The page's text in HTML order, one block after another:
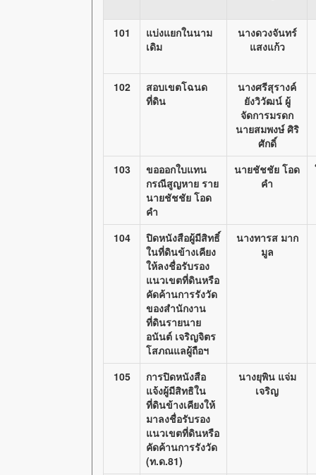
101
แบ่งแยกในนาม
เดิม
นางดวงจันทร์
แสงแก้ว
102
สอบเขตโฉนด
ที่ดิน
นางศรีสุรางค์
ยังวิวัฒน์ ผู้
จัดการมรดก
นายสมพงษ์ ศิริ
ศักดิ์
103
ขอออกใบแทน
กรณีสูญหาย ราย
นายชัชชัย โอด
คำ
นายชัชชัย โอด
คำ
104
ปิดหนังสือผู้มีสิทธิ์
ในที่ดินข้างเคียง
ให้ลงชื่อรับรอง
แนวเขตที่ดินหรือ
คัดค้านการรังวัด
ของสำนักงาน
ที่ดินรายนาย
อนันต์ เจริญจิตร
โสภณแลผู้ถือฯ
นางทารส มาก
มูล
105
การปิดหนังสือ
แจ้งผู้มีสิทธิใน
ที่ดินข้างเคียงให้
มาลงชื่อรับรอง
แนวเขตที่ดินหรือ
คัดค้านการรังวัด
(ท.ด.81)
นางยุพิน แจ่ม
เจริญ